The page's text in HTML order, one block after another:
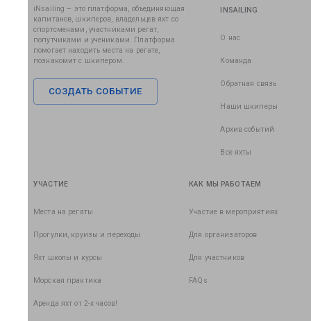
iNsailing – это платформа, объединяющая
капитанов, шкиперов, владельцев яхт со
спортсменами, участниками регат,
попутчиками и учениками. Платформа
помогает находить места на регате,
познакомит с шкипером.
СОЗДАТЬ СОБЫТИЕ
INSAILING
О нас
Команда
Обратная связь
Наши шкиперы
Архив событий
Все яхты
УЧАСТИЕ
Места на регаты
Прогулки, круизы и переходы
Яхт школы и курсы
Морская практика
Аренда яхт от 2-х часов!
КАК МЫ РАБОТАЕМ
Участие в мероприятиях
Для организаторов
Для участников
FAQs